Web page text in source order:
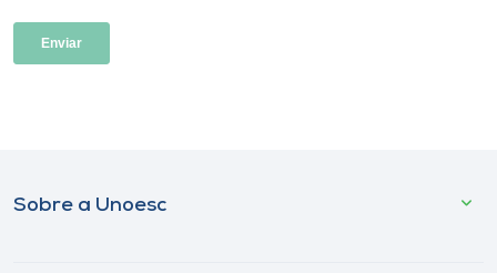
Sobre a Unoesc